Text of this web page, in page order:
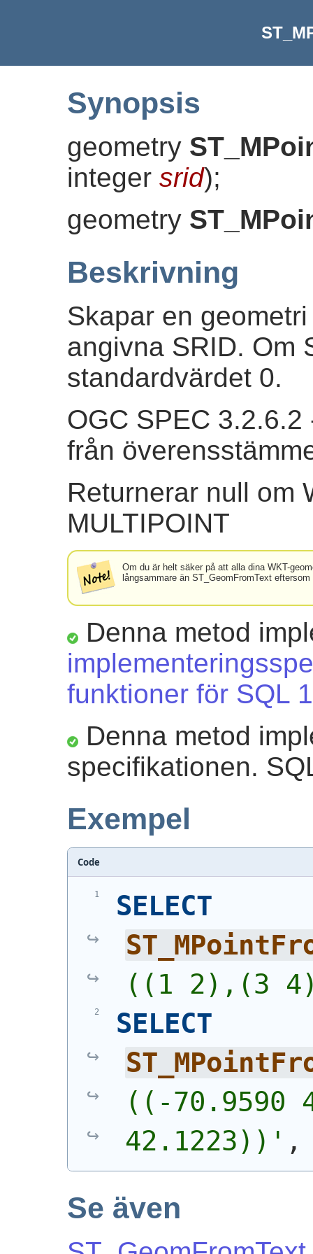
Synopsis
geometry
integer srid);
geometry
Beskrivning
Skapar en
angivna SRID. Om
standardvärdet 0.
OGC SPEC
från
Returnerar null om
MULTIPOINT
Om du är helt säker på att alla dina WKT-
långsammare än ST_GeomFromText
Denna metod
funktioner för SQL
Denna metod
specifikationen.
Exempel
Code
SELECT
((1 2),(3
SELECT
((-70.9590
42.1223))'
Se även